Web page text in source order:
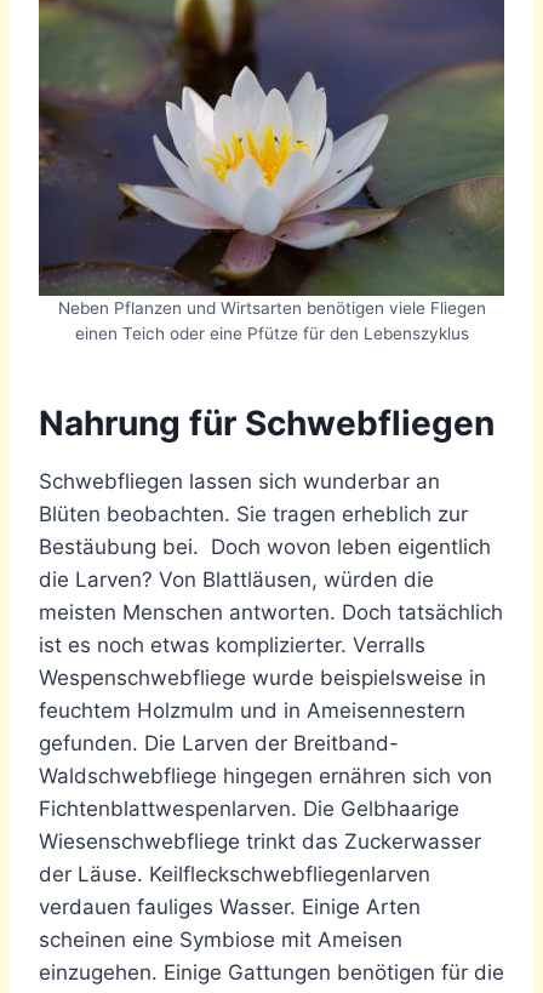
Neben Pflanzen und Wirtsarten benötigen viele Fliegen
einen Teich oder eine Pfütze für den Lebenszyklus
Nahrung für Schwebfliegen
Schwebfliegen lassen sich wunderbar an
Blüten beobachten. Sie tragen erheblich zur
Bestäubung bei. Doch wovon leben eigentlich
die Larven? Von Blattläusen, würden die
meisten Menschen antworten. Doch tatsächlich
ist es noch etwas komplizierter. Verralls
Wespenschwebfliege wurde beispielsweise in
feuchtem Holzmulm und in Ameisennestern
gefunden. Die Larven der Breitband-
Waldschwebfliege hingegen ernähren sich von
Fichtenblattwespenlarven. Die Gelbhaarige
Wiesenschwebfliege trinkt das Zuckerwasser
der Läuse. Keilfleckschwebfliegenlarven
verdauen fauliges Wasser. Einige Arten
scheinen eine Symbiose mit Ameisen
einzugehen. Einige Gattungen benötigen für die